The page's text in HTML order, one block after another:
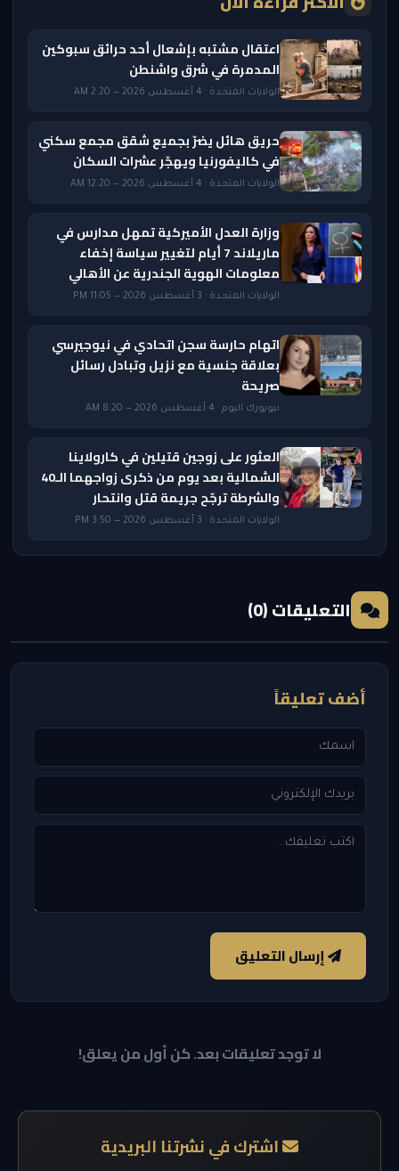
اعتقال مشتبه بإشعال أحد حرائق سبوكين
المدمرة في شرق واشنطن
الولايات المتحدة · 4 أغسطس 2026 — 2:20 AM
حريق هائل يضرّ بجميع شقق مجمع سكني
في كاليفورنيا ويهجّر عشرات السكان
الولايات المتحدة · 4 أغسطس 2026 — 12:20 AM
وزارة العدل الأميركية تمهل مدارس في
ماريلاند 7 أيام لتغيير سياسة إخفاء
معلومات الهوية الجندرية عن الأهالي
الولايات المتحدة · 3 أغسطس 2026 — 11:05 PM
اتهام حارسة سجن اتحادي في نيوجيرسي
بعلاقة جنسية مع نزيل وتبادل رسائل
صريحة
نيويورك اليوم · 4 أغسطس 2026 — 8:20 AM
العثور على زوجين قتيلين في كارولاينا
الشمالية بعد يوم من ذكرى زواجهما الـ40
والشرطة ترجّح جريمة قتل وانتحار
الولايات المتحدة · 3 أغسطس 2026 — 3:50 PM
التعليقات (0)
أضف تعليقاً
إرسال التعليق
لا توجد تعليقات بعد. كن أول من يعلق!
اشترك في نشرتنا البريدية